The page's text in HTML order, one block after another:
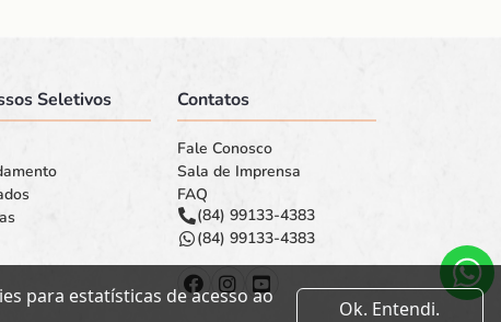
Seletivos Contatos
Fale Conosco
Sala de Imprensa
FAQ
(84) 99133-4383
(84) 99133-4383
para estatísticas de acesso ao
Ok. Entendi.